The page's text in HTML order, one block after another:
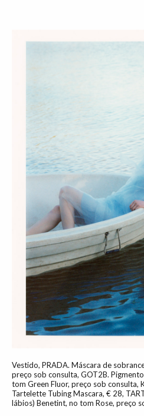
Vestido, PRADA. Máscara de
preço sob consulta, GOT2B.
tom Green Fluor, preço sob consulta,
Tartelette Tubing Mascara, € 28,
lábios) Benetint, no tom Rose, preço